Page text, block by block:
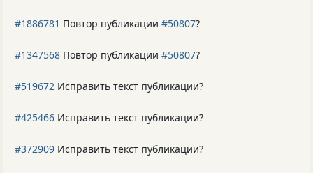
#1886781 Повтор публикации #50807?
#1347568 Повтор публикации #50807?
#519672 Исправить текст публикации?
#425466 Исправить текст публикации?
#372909 Исправить текст публикации?